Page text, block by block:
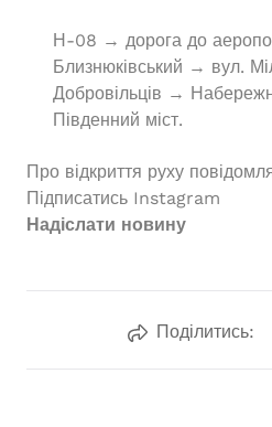
Н-08 → дорога до
Близнюківський → вул.
Добровільців →
Південний міст.
Про відкриття руху
Підписатись Instagram
Надіслати новину
Поділитись: